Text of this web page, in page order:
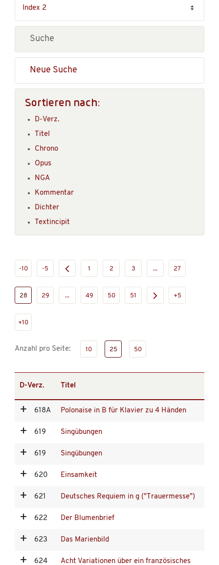
Neue Suche
Sortieren nach:
D-Verz.
Titel
Chrono
Opus
NGA
Kommentar
Dichter
Textincipit
-10 -5 1 2 3 ... 27
28 29 ... 49 50 51 +5
+10
Anzahl pro Seite: 10 25 50
D-Verz. Titel
618A Polonaise in B für Klavier zu 4 Händen
619 Singübungen
619 Singübungen
620 Einsamkeit
621 Deutsches Requiem in g ("Trauermesse")
622 Der Blumenbrief
623 Das Marienbild
624 Acht Variationen über ein französisches